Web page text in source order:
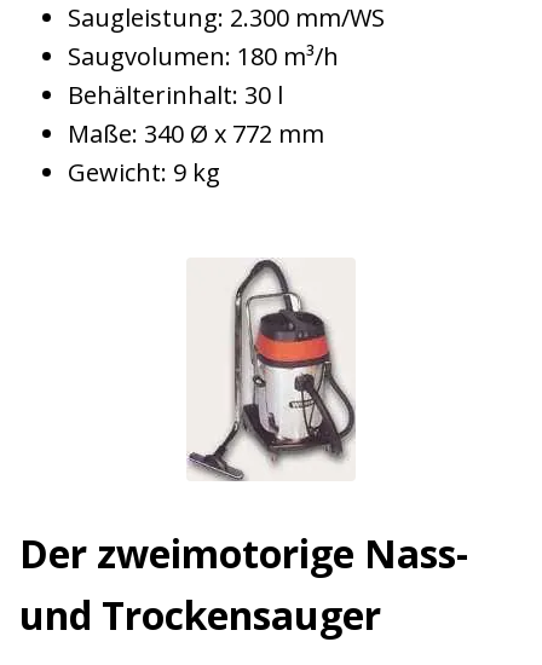
Saugleistung: 2.300 mm/WS
Saugvolumen: 180 m³/h
Behälterinhalt: 30 l
Maße: 340 Ø x 772 mm
Gewicht: 9 kg
Der zweimotorige Nass-
und Trockensauger